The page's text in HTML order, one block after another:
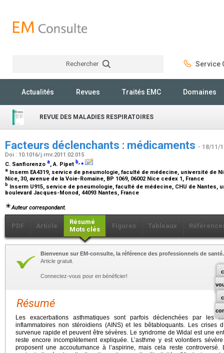
Rechercher Service
Actualités Revues Traités EMC Domaines
REVUE DES MALADIES RESPIRATOIRES
Facteurs déclenchants : médicaments - 18/11/
Doi : 10.1016/j.rmr.2011.02.015
C. Sanfiorenzo a, A. Pipet b,⁎
a Inserm EA4319, service de pneumologie, faculté de médecine, université de
Nice, 30, avenue de la Voie-Romaine, BP 1069, 06002 Nice cedex 1, France
b Inserm U915, service de pneumologie, faculté de médecine, CHU de Nantes,
boulevard Jacques-Monod, 44093 Nantes, France
Auteur correspondant.
PDF Article
Résumé
Mots clés
Figures Tableaux
Bienvenue sur EM-consulte, la référence des professionnels de santé.
Article gratuit.
Connectez-vous pour en bénéficier!
Résumé
Les exacerbations asthmatiques sont parfois déclenchées par les
inflammatoires non stéroidiens (AINS) et les bêtabloquants. Les crises
survenue rapide et peuvent être sévères. Le syndrome de Widal est une
reste encore incomplètement expliquée. L’asthme y est volontiers
proposent une accoutumance à l’aspirine, mais cela reste controversé.